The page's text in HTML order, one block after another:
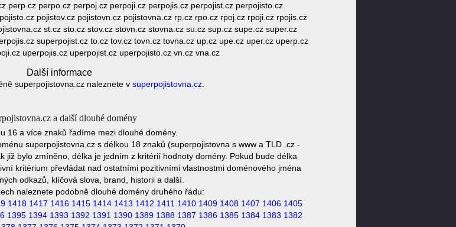
perp.cz perpo.cz perpoj.cz perpoji.cz perpojis.cz perpojist.cz perpojisto.cz
pojistov.cz pojistovn.cz pojistovna.cz rp.cz rpo.cz rpoj.cz rpoji.cz rpojis.cz
st.cz sto.cz stov.cz stovn.cz stovna.cz su.cz sup.cz supe.cz super.cz
superpojist.cz to.cz tov.cz tovn.cz tovna.cz up.cz upe.cz uper.cz uperp.cz
uperpojis.cz uperpojist.cz uperpojisto.cz vn.cz vna.cz
Další informace
superpojistovna.cz naleznete v superpojistovna.cz
a další dlouhé domény
16 a více znaků řadíme mezi dlouhé domény.
superpojistovna.cz s délkou 18 znaků (superpojistovna s www a TLD .cz -
již bylo zmíněno, délka je jedním z kritérií hodnoty domény. Pokud bude délka
kritérium převládat nad ostatními pozitivními vlastnostmi doménového jména
odkazů, klíčová slova, brand, historii a další.
naleznete podobně dlouhé domény druhého řádu:
1418 1417 1416 1415 1414 1413 1412 1411 1410 1409 1408 1407 1406 1405
1395 1394 1393 1392 1391 1390 1389 1388 1387 1386 1385 1384 1383 1382